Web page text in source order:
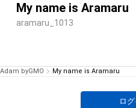
My name is Aramaru
aramaru_1013
Adam byGMO My name is Aramaru
ロ